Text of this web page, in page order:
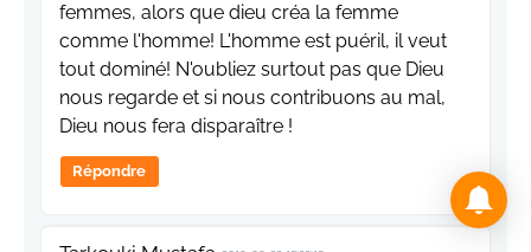
femmes, alors que dieu créa la femme
comme l'homme! L'homme est puéril, il veut
tout dominé! N'oubliez surtout pas que Dieu
nous regarde et si nous contribuons au mal,
Dieu nous fera disparaître !
Répondre